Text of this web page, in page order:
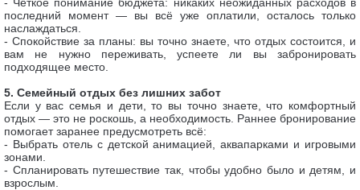
последний момент — вы всё уже оплатили, осталось только
наслаждаться.
- Спокойствие за планы: вы точно знаете, что отдых состоится, и
вам не нужно переживать, успеете ли вы забронировать
подходящее место.
5. Семейный отдых без лишних забот
Если у вас семья и дети, то вы точно знаете, что комфортный
отдых — это не роскошь, а необходимость. Раннее бронирование
помогает заранее предусмотреть всё:
- Выбрать отель с детской анимацией, аквапарками и игровыми
зонами.
- Спланировать путешествие так, чтобы удобно было и детям, и
взрослым.